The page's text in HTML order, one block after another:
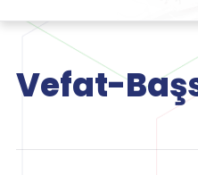
Vefat-